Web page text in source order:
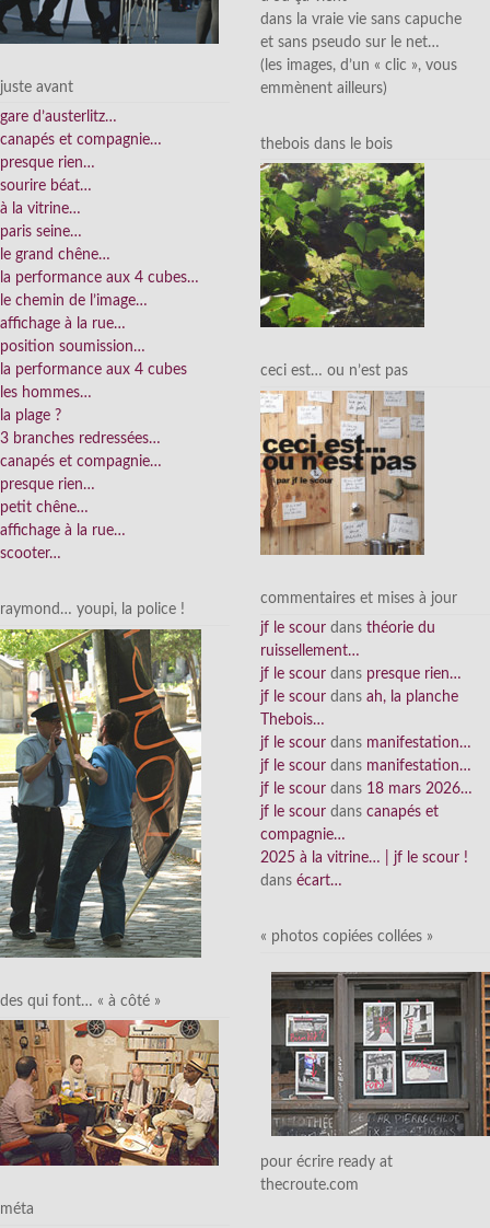
juste avant
gare d’austerlitz…
canapés et compagnie…
presque rien…
sourire béat…
à la vitrine…
paris seine…
le grand chêne…
la performance aux 4 cubes…
le chemin de l’image…
affichage à la rue…
position soumission…
la performance aux 4 cubes
les hommes…
la plage ?
3 branches redressées…
canapés et compagnie…
presque rien…
petit chêne…
affichage à la rue…
scooter…
raymond… youpi, la police !
des qui font… « à côté »
méta
dans la vraie vie sans capuche
et sans pseudo sur le net…
(les images, d’un « clic », vous
emmènent ailleurs)
thebois dans le bois
ceci est… ou n’est pas
commentaires et mises à jour
jf le scour dans théorie du
ruissellement…
jf le scour dans presque rien…
jf le scour dans ah, la planche
Thebois…
jf le scour dans manifestation…
jf le scour dans manifestation…
jf le scour dans 18 mars 2026…
jf le scour dans canapés et
compagnie…
2025 à la vitrine… | jf le scour !
dans écart…
« photos copiées collées »
pour écrire ready at
thecroute.com